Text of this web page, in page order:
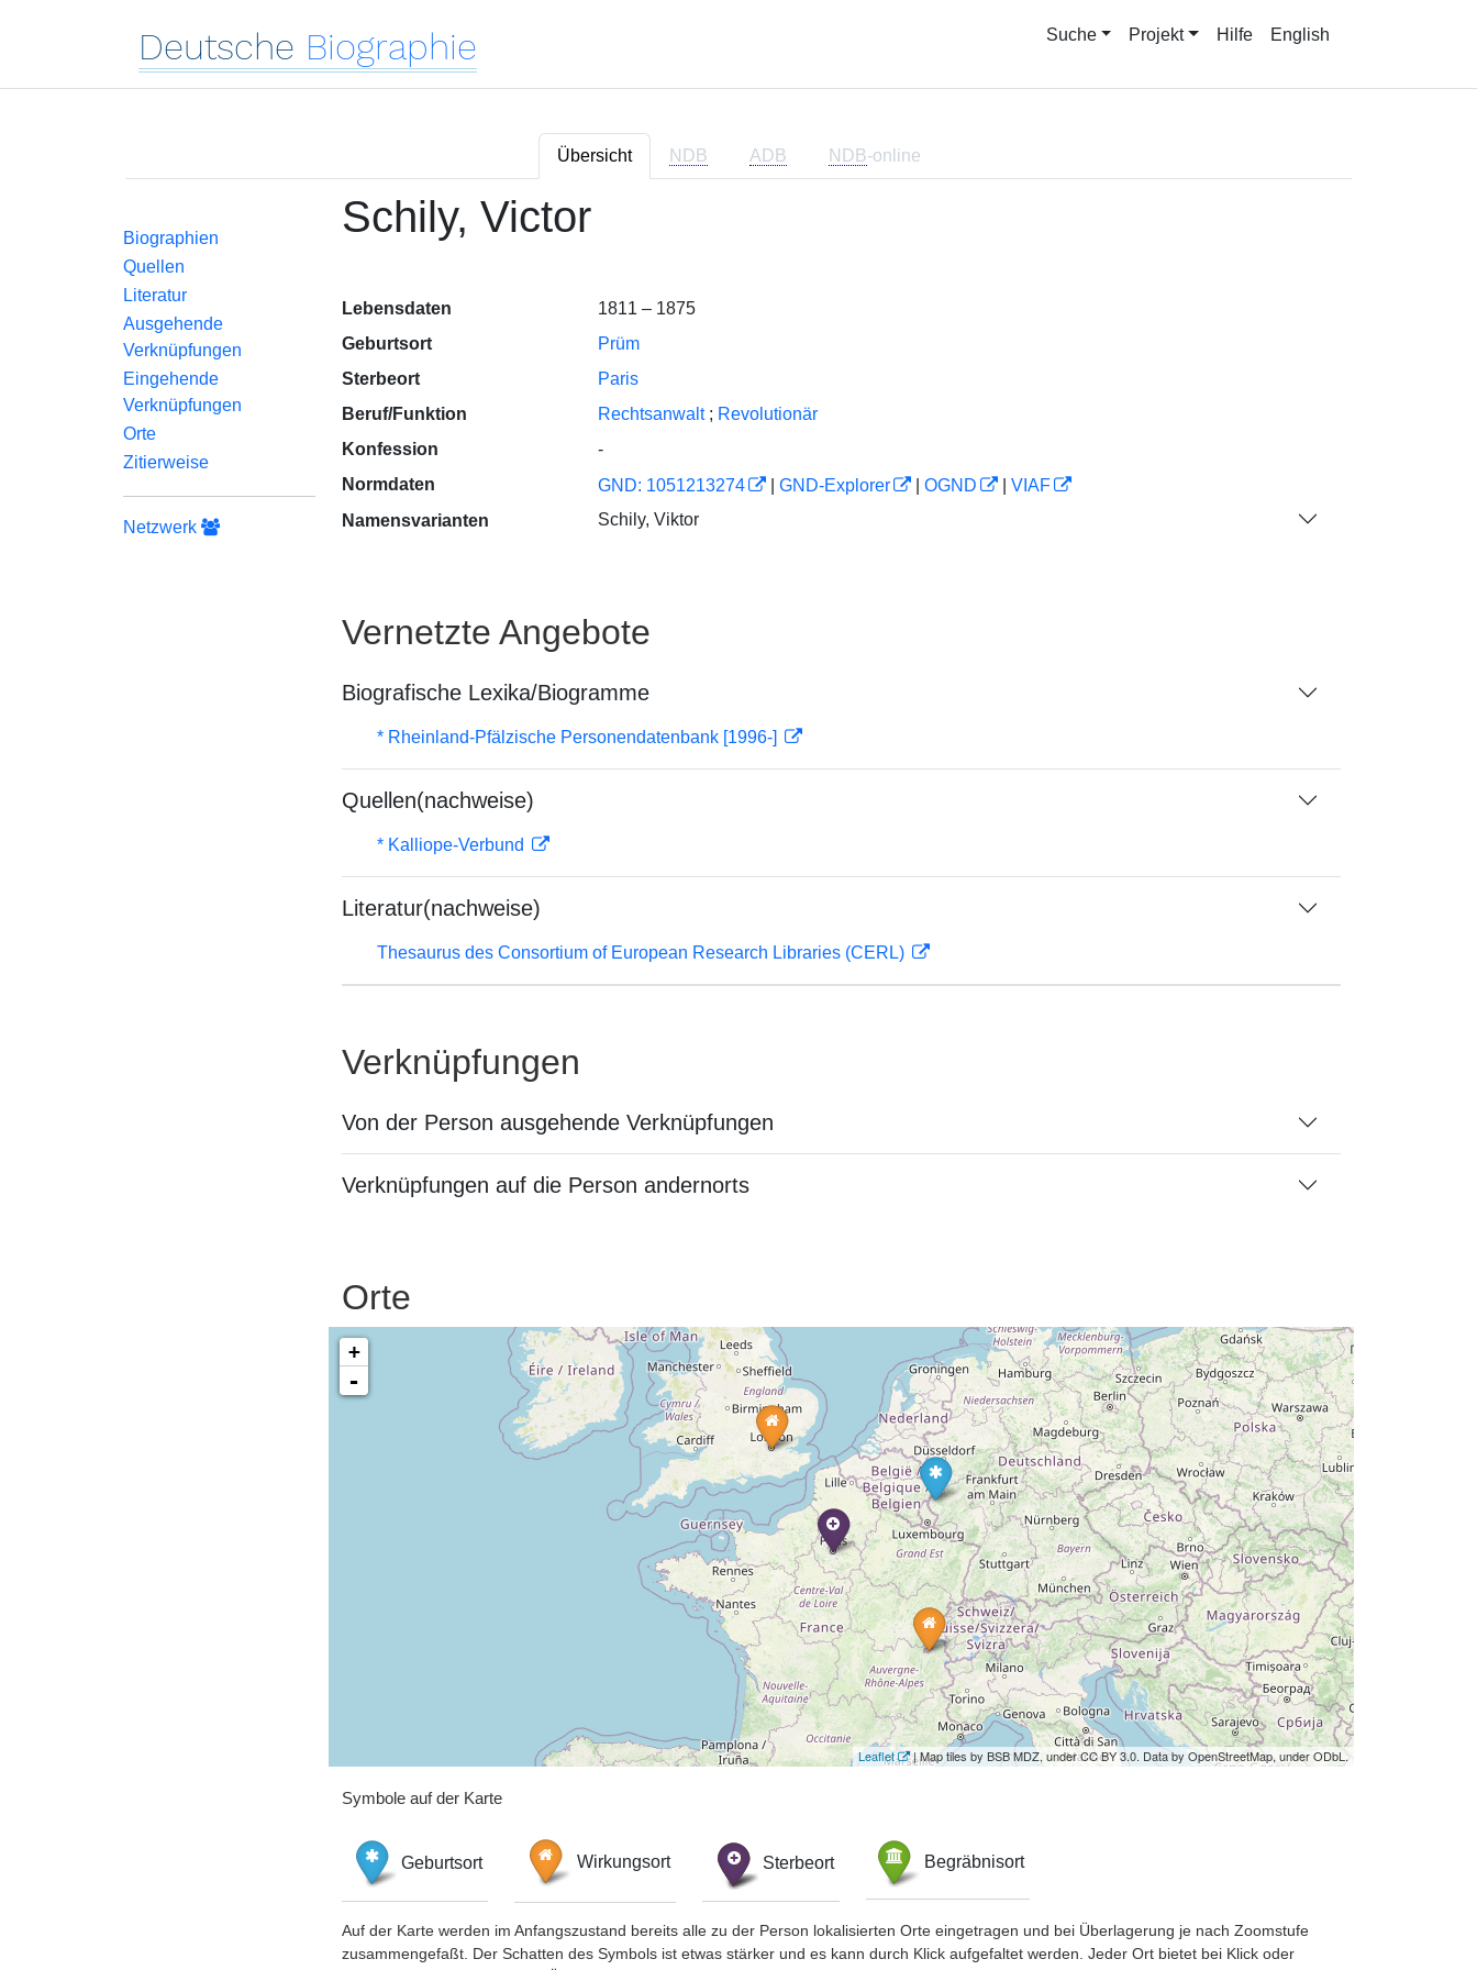
Deutsche Biographie Suche Projekt Hilfe English
Übersicht NDB ADB NDB-online
Biographien
Quellen
Literatur
Ausgehende
Verknüpfungen
Eingehende
Verknüpfungen
Orte
Zitierweise
Netzwerk
Schily, Victor
Lebensdaten
1811 – 1875
Geburtsort
Prüm
Sterbeort
Paris
Beruf/Funktion
Rechtsanwalt ; Revolutionär
Konfession
-
Normdaten
GND: 1051213274 GND-Explorer OGND
VIAF
Namensvarianten
Schily, Viktor
Vernetzte Angebote
Biografische Lexika/Biogramme
* Rheinland-Pfälzische Personendatenbank [1996-]
Quellen(nachweise)
* Kalliope-Verbund
Literatur(nachweise)
Thesaurus des Consortium of European Research Libraries (CERL)
Verknüpfungen
Von der Person ausgehende Verknüpfungen
Verknüpfungen auf die Person andernorts
Orte
+
-
Leaflet | Map tiles by BSB MDZ, under CC BY 3.0. Data by OpenStreetMap, under ODbL.
Symbole auf der Karte
Geburtsort Wirkungsort Sterbeort Begräbnisort
Auf der Karte werden im Anfangszustand bereits alle zu der Person lokalisierten Orte eingetragen und bei Überlagerung je nach Zoomstufe
zusammengefaßt. Der Schatten des Symbols ist etwas stärker und es kann durch Klick aufgefaltet werden. Jeder Ort bietet bei Klick oder